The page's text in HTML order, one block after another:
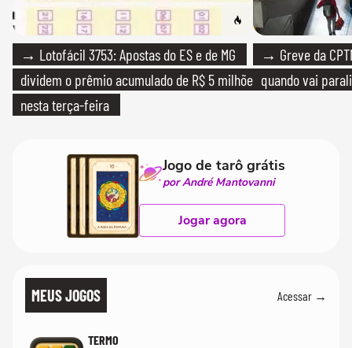
→ Lotofácil 3753: Apostas do ES e de MG
dividem o prêmio acumulado de R$ 5 milhões
nesta terça-feira
→ Greve da
quando vai
Jogo de tarô grátis
por André Mantovanni
Jogar agora
MEUS JOGOS Acessar →
TERMO